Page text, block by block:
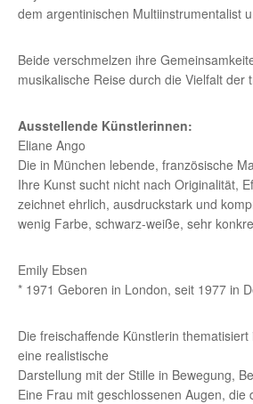
dem argentinischen Multiinstrumentalist
Beide verschmelzen ihre
musikalische Reise durch die Vielfalt
Ausstellende Künstlerinnen:
Eliane Ango
Die in München lebende, französische
Ihre Kunst sucht nicht nach Originalität,
zeichnet ehrlich, ausdruckstark und
wenig Farbe, schwarz-weiße, sehr
Emily Ebsen
* 1971 Geboren in London, seit 1977 in
Die freischaffende Künstlerin
eine realistische
Darstellung mit der Stille in Bewegung,
Eine Frau mit geschlossenen Augen,